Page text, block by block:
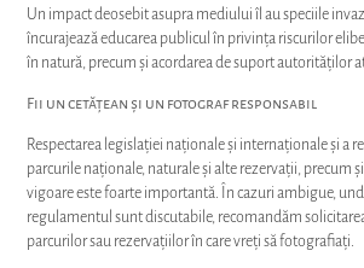
Un impact deosebit asupra mediului îl au speciile
încurajează educarea publicul în privința riscurilor
în natură, precum și acordarea de suport autorităților
Fii un cetățean și un fotograf responsabil
Respectarea legislației naționale și internaționale și a
parcurile naționale, naturale și alte rezervații, precum
vigoare este foarte importantă. În cazuri ambigue,
regulamentul sunt discutabile, recomandăm
parcurilor sau rezervațiilor în care vreți să fotografiați.